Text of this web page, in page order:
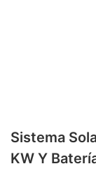
Sistema
KW Y